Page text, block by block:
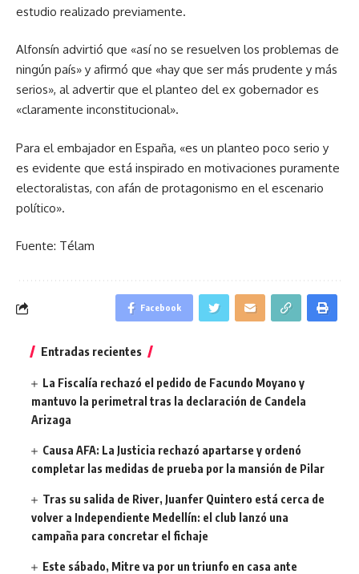
estudio realizado previamente.
Alfonsín advirtió que «así no se resuelven los problemas de
ningún país» y afirmó que «hay que ser más prudente y más
serios», al advertir que el planteo del ex gobernador es
«claramente inconstitucional».
Para el embajador en España, «es un planteo poco serio y
es evidente que está inspirado en motivaciones puramente
electoralistas, con afán de protagonismo en el escenario
político».
Fuente: Télam
Facebook
Entradas recientes
La Fiscalía rechazó el pedido de Facundo Moyano y
mantuvo la perimetral tras la declaración de Candela
Arizaga
Causa AFA: La Justicia rechazó apartarse y ordenó
completar las medidas de prueba por la mansión de Pilar
Tras su salida de River, Juanfer Quintero está cerca de
volver a Independiente Medellín: el club lanzó una
campaña para concretar el fichaje
Este sábado, Mitre va por un triunfo en casa ante